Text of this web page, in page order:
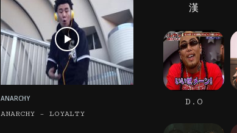
ANARCHY
ANARCHY – LOYALTY
漢
D.O